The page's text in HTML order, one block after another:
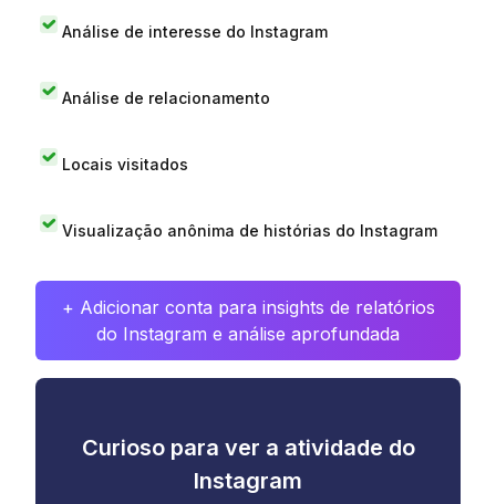
Análise de interesse do Instagram
Análise de relacionamento
Locais visitados
Visualização anônima de histórias do Instagram
+ Adicionar conta para insights de relatórios
do Instagram e análise aprofundada
Curioso para ver a atividade do
Instagram